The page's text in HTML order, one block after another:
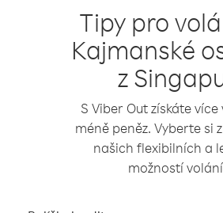
Tipy pro
Kajmanské
z
S Viber Out získáte více
méně peněz. Vyberte si
našich flexibilních a
možností